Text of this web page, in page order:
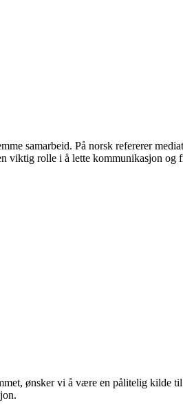
samarbeid. På norsk refererer
viktig rolle i å lette kommunikasjon og
ønsker vi å være en pålitelig kilde